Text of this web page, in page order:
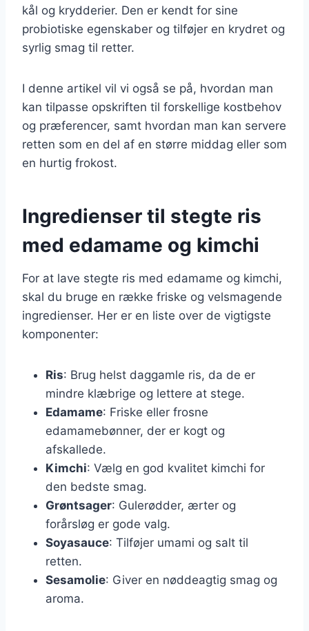
kål og krydderier. Den er kendt for sine
probiotiske egenskaber og tilføjer en krydret og
syrlig smag til retter.
I denne artikel vil vi også se på, hvordan man
kan tilpasse opskriften til forskellige kostbehov
og præferencer, samt hvordan man kan servere
retten som en del af en større middag eller som
en hurtig frokost.
Ingredienser til stegte ris
med edamame og kimchi
For at lave stegte ris med edamame og kimchi,
skal du bruge en række friske og velsmagende
ingredienser. Her er en liste over de vigtigste
komponenter:
Ris: Brug helst daggamle ris, da de er
mindre klæbrige og lettere at stege.
Edamame: Friske eller frosne
edamamebønner, der er kogt og
afskallede.
Kimchi: Vælg en god kvalitet kimchi for
den bedste smag.
Grøntsager: Gulerødder, ærter og
forårsløg er gode valg.
Soyasauce: Tilføjer umami og salt til
retten.
Sesamolie: Giver en nøddeagtig smag og
aroma.